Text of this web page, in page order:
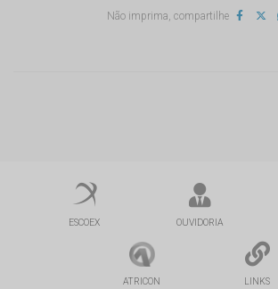
Não imprima, compartilhe
ESCOEX OUVIDORIA
ATRICON LINKS